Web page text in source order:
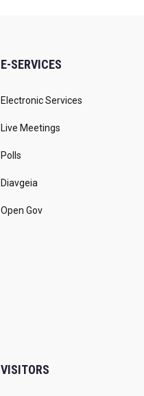
E-SERVICES
Electronic Services
Live Meetings
Polls
Diavgeia
Open Gov
VISITORS